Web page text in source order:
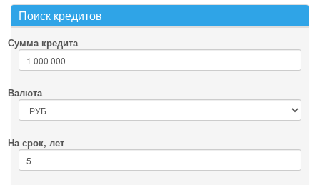
Поиск кредитов
Сумма кредита
Валюта
На срок, лет